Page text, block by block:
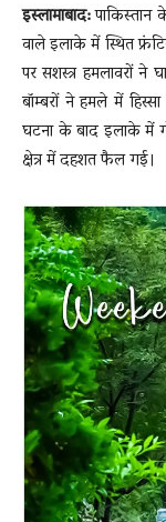
इस्लामाबाद:पाकिस्तान
वाले इलाके में स्थित
पर सशस्त्र हमलावरों ने
बॉम्बरों ने हमले में
घटना के बाद इलाके में
क्षेत्र में दहशत फैल गई।